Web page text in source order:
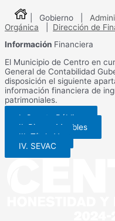
| Gobierno |
Orgánica
Dirección de
Información Financiera
El Municipio de Centro en
General de Contabilidad
disposición el siguiente
información financiera de
patrimoniales.
I. Cuenta Pública
II. Bienes Muebles
III. Título V
IV. SEVAC